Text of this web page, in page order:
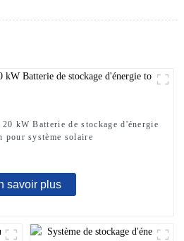
kW Batterie de stockage d'énergie
pour système solaire
savoir plus